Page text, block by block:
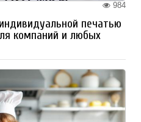
984
печатью
компаний и любых